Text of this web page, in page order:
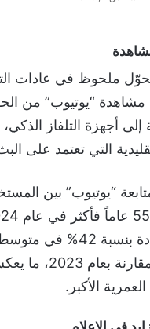
ملحوظ في عادات
مشاهدة “يوتيوب” من
إلى أجهزة التلفاز
التي تعتمد على
“يوتيوب” بين
سجلت المنصة زيادة بنسبة
المشاهدة اليومي
الأكبر.